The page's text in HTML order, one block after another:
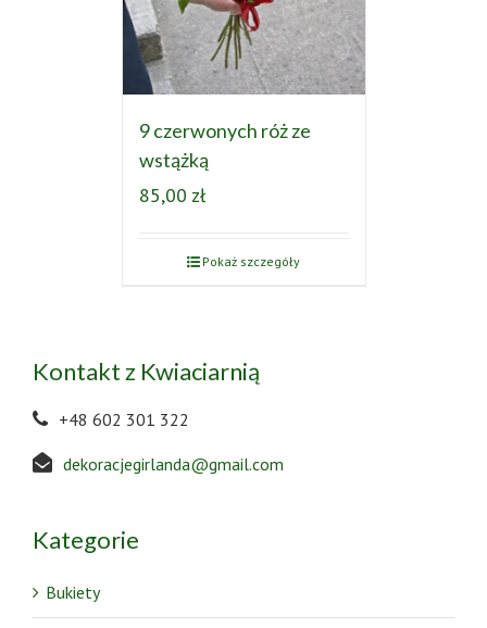
9 czerwonych róż ze
wstążką
85,00 zł
Pokaż szczegóły
Kontakt z Kwiaciarnią
+48 602 301 322
dekoracjegirlanda@gmail.com
Kategorie
Bukiety